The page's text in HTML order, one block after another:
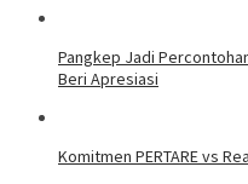
Pangkep Jadi
Beri Apresiasi
Komitmen PERTARE vs